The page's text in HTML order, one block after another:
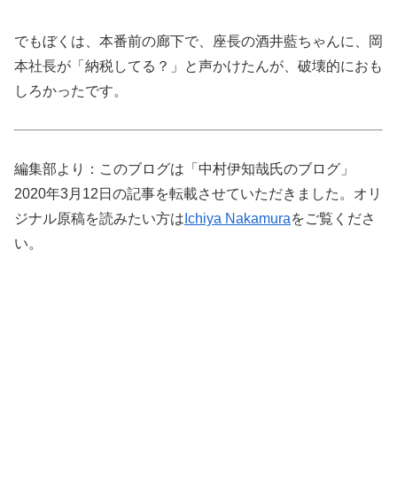
でもぼくは、本番前の廊下で、座長の酒井藍ちゃんに、岡
本社長が「納税してる？」と声かけたんが、破壊的におも
しろかったです。
編集部より：このブログは「中村伊知哉氏のブログ」
2020年3月12日の記事を転載させていただきました。オリ
ジナル原稿を読みたい方は Ichiya Nakamuraをご覧くださ
い。